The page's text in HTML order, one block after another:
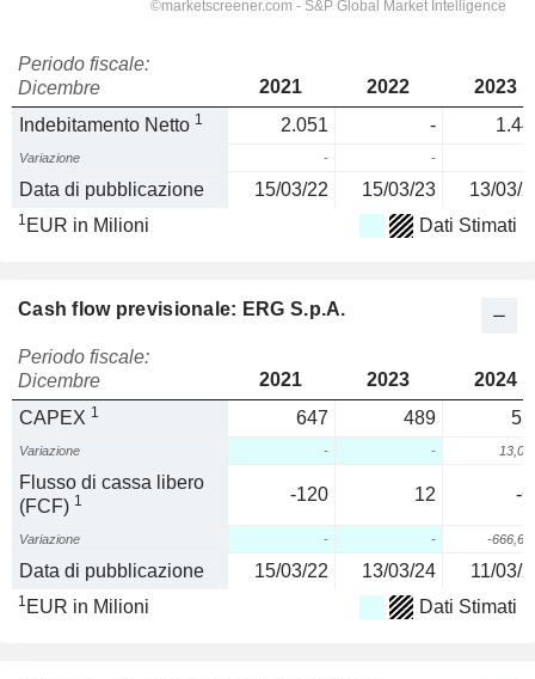
Periodo fiscale:
Dicembre
2021 2022
2023
Indebitamento Netto 1 2.051 -
Variazione - -
Data di pubblicazione 15/03/22 15/03/23 13/03/
1 EUR in Milioni Dati Stimati
Cash flow previsionale: ERG S.p.A.
Periodo fiscale:
Dicembre
2021 2023
2024
CAPEX 1 647 489
Variazione - -
Flusso di cassa libero
(FCF) 1 -120 12 -
Variazione - - -
Data di pubblicazione 15/03/22 13/03/24 11/03/
1 EUR in Milioni Dati Stimati